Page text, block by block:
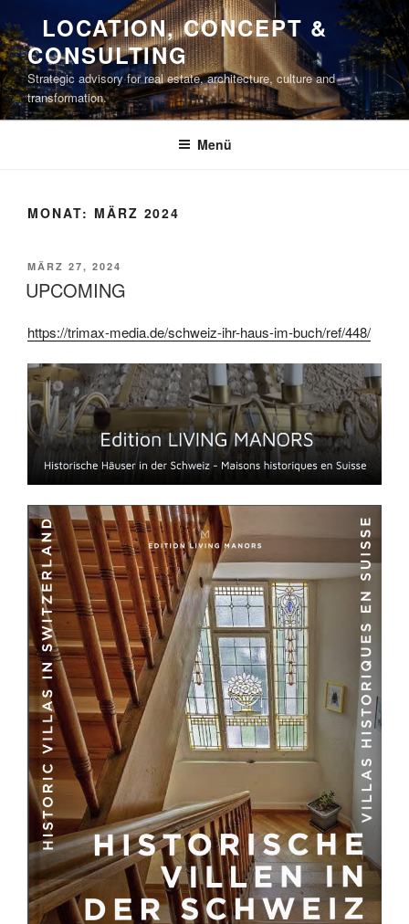
Inhalt
springen
LOCATION, CONCEPT &
CONSULTING
Strategic advisory for real estate, architecture, culture and
transformation.
Menü
MONAT: MÄRZ 2024
VERÖFFENTLICHT
AM
MÄRZ 27, 2024
UPCOMING
https://trimax-media.de/schweiz-ihr-haus-im-buch/ref/448/